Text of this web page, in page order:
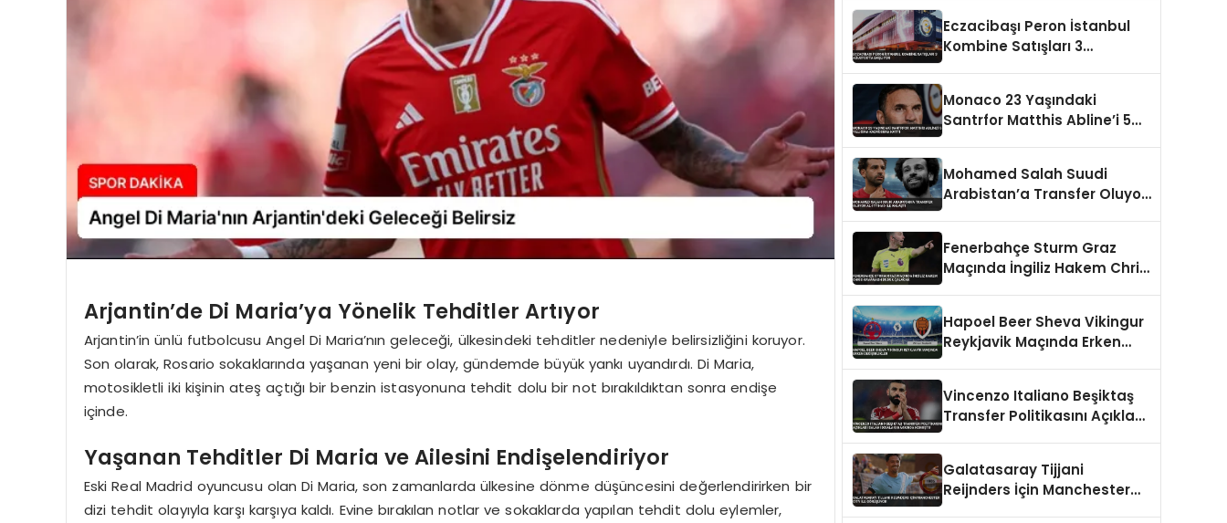
Arjantin’de Di Maria’ya Yönelik Tehditler Artıyor
Arjantin’in ünlü futbolcusu Angel Di Maria’nın geleceği, ülkesindeki tehditler nedeniyle belirsizliğini koruyor.
Son olarak, Rosario sokaklarında yaşanan yeni bir olay, gündemde büyük yankı uyandırdı. Di Maria,
motosikletli iki kişinin ateş açtığı bir benzin istasyonuna tehdit dolu bir not bırakıldıktan sonra endişe
içinde.
Yaşanan Tehditler Di Maria ve Ailesini Endişelendiriyor
Eski Real Madrid oyuncusu olan Di Maria, son zamanlarda ülkesine dönme düşüncesini değerlendirirken bir
dizi tehdit olayıyla karşı karşıya kaldı. Evine bırakılan notlar ve sokaklarda yapılan tehdit dolu eylemler,
Eczacibaşı Peron İstanbul
Kombine Satışları 3
Monaco 23 Yaşındaki
Santrfor Matthis Abline’i 5
Mohamed Salah Suudi
Arabistan’a Transfer Oluyor
Fenerbahçe Sturm Graz
Maçında İngiliz Hakem Chris
Hapoel Beer Sheva Vikingur
Reykjavik Maçında Erken
Vincenzo Italiano Beşiktaş
Transfer Politikasını Açıkladı
Galatasaray Tijjani
Reijnders İçin Manchester